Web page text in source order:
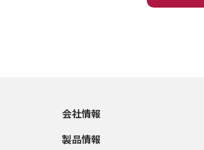
会社情報
製品情報